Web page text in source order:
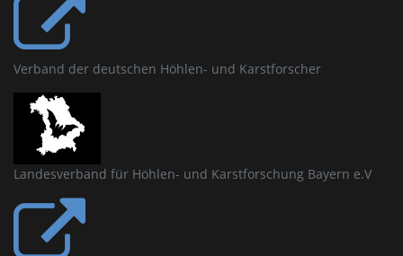
Verband der deutschen Höhlen- und Karstforscher
Landesverband für Höhlen- und Karstforschung Bayern e.V